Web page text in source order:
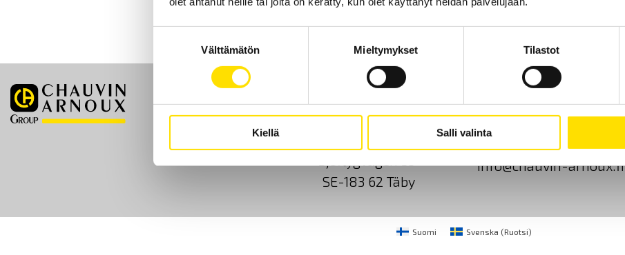
Välttämätön Mieltymykset Tilastot
Kiellä Salli valinta
Etusivu Ota yhteyttä Tietoa meistä GDPR
SE-183 62 Täby
+46 8 50 52 68 00
info@chauvin-arnoux.fi
Suomi Svenska (Ruotsi)